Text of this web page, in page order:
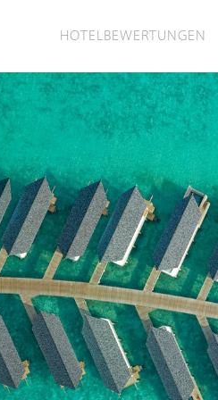
HOTELBEWERTUNGEN